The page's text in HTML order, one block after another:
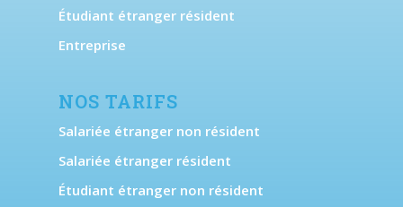
Étudiant étranger résident
Entreprise
NOS TARIFS
Salariée étranger non résident
Salariée étranger résident
Étudiant étranger non résident